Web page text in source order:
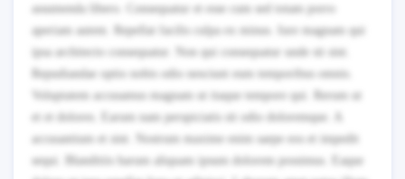
assumenda libero. Consequatur et esse cum sed totam porro
aperiam autem. Repellat facilis culpa ex minus. Iure magnam qui
ipsa architecto consequatur. Non qui consequatur unde sit sint.
Repudiandae optio nobis odio nesciunt eum temporibus omnis.
Voluptatem accusamus magnam ut itaque tempore qui. Rerum ut
et et dolores. Earum nam perspiciatis sit odio doloremque. A
accusantium et sint. Nostrum maxime enim saepe eos et impedit
sequi. Blanditiis harum aliquam ipsum dolorem possimus. Eaque